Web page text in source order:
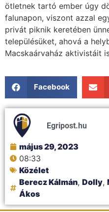
ötletnek tartó ember úgy
falunapon, viszont azzal
privát piknik keretében
településüket, ahová a
Macskaárvaház aktivistáit
Facebook
Egripost.hu
május 29, 2023
08:33
Közélet
Berecz Kálmán, Dolly,
Ákos